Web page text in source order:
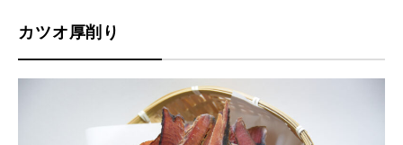
カツオ厚削り